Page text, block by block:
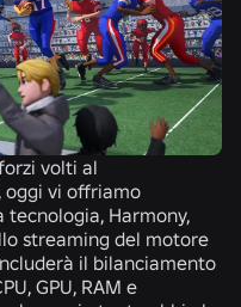
volti al
oggi vi offriamo
Harmony,
streaming del motore
il bilanciamento
GPU, RAM e